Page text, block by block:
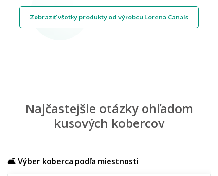
Zobraziť všetky produkty od výrobcu Lorena Canals
Najčastejšie otázky ohľadom
kusových kobercov
🛋️ Výber koberca podľa miestnosti